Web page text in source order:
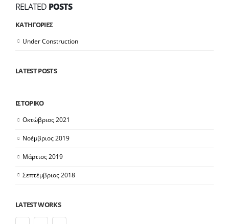
RELATED POSTS
KΑΤΗΓΟΡΙΕΣ
Under Construction
LATEST POSTS
ΙΣΤΟΡΙΚΟ
Οκτώβριος 2021
Νοέμβριος 2019
Μάρτιος 2019
Σεπτέμβριος 2018
LATEST WORKS